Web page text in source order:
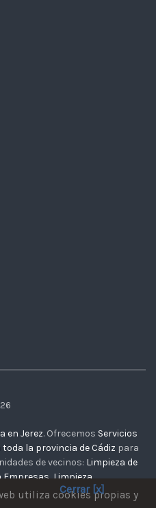
utiliza cookies propias y
Cerrar [x]
en Jerez. Ofrecemos Servicios
la provincia de Cádiz para
de vecinos: Limpieza de
Empresas,Limpieza
,Limpieza de